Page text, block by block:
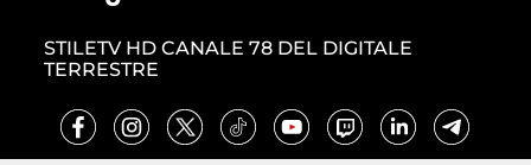
STILETV HD CANALE 78 DEL DIGITALE
TERRESTRE